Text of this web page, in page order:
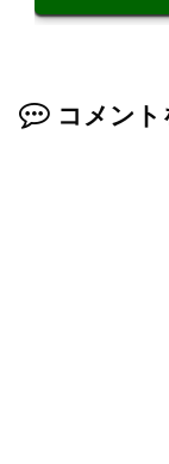
コメント